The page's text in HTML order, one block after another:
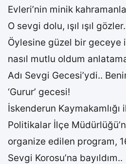
Evleri’nin minik
O sevgi dolu, ışıl ışıl
Öylesine güzel bir geceye
nasıl mutlu oldum
Adı Sevgi Gecesi’ydi..
‘Gurur’ gecesi!
İskenderun Kaymakamlığı
Politikalar İlçe
organize edilen program,
Sevgi Korosu’na bayıldım..